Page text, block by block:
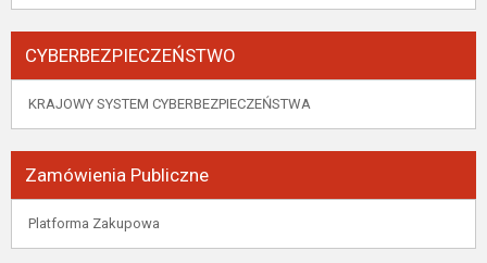
CYBERBEZPIECZEŃSTWO
KRAJOWY SYSTEM CYBERBEZPIECZEŃSTWA
Zamówienia Publiczne
Platforma Zakupowa